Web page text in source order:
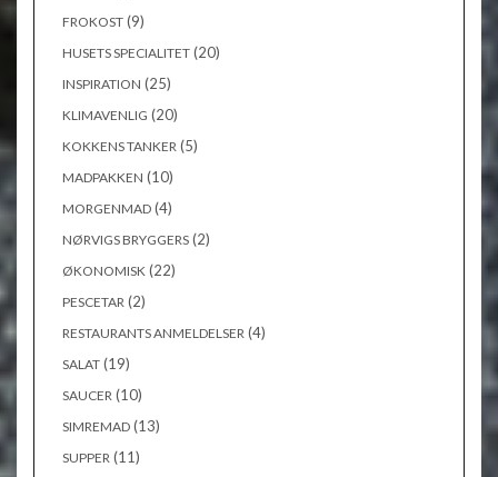
FROKOST (9)
HUSETS SPECIALITET (20)
INSPIRATION (25)
KLIMAVENLIG (20)
KOKKENS TANKER (5)
MADPAKKEN (10)
MORGENMAD (4)
NØRVIGS BRYGGERS (2)
ØKONOMISK (22)
PESCETAR (2)
RESTAURANTS ANMELDELSER (4)
SALAT (19)
SAUCER (10)
SIMREMAD (13)
SUPPER (11)